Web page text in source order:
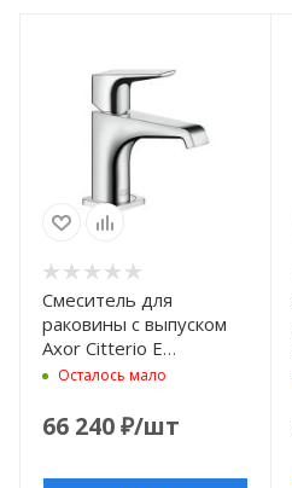
Смеситель для
раковины с выпуском
Axor Citterio E
36112000
Осталось мало
66 240₽/шт